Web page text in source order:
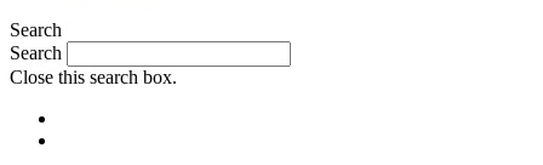
Search
Search
Close this search box.